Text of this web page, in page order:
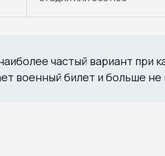
частый вариант при
военный билет и больше